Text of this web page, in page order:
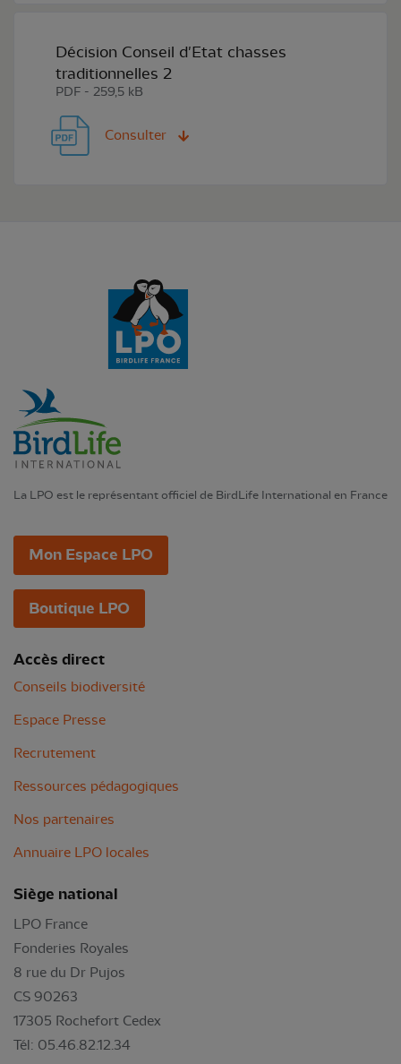
Décision Conseil d'Etat chasses
traditionnelles 2
PDF - 259,5 kB
Consulter
La LPO est le représentant officiel de BirdLife International en France
Mon Espace LPO
Boutique LPO
Accès direct
Conseils biodiversité
Espace Presse
Recrutement
Ressources pédagogiques
Nos partenaires
Annuaire LPO locales
Siège national
LPO France
Fonderies Royales
8 rue du Dr Pujos
CS 90263
17305 Rochefort Cedex
Tél: 05.46.82.12.34